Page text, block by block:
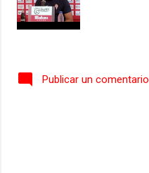
Publicar un comentario